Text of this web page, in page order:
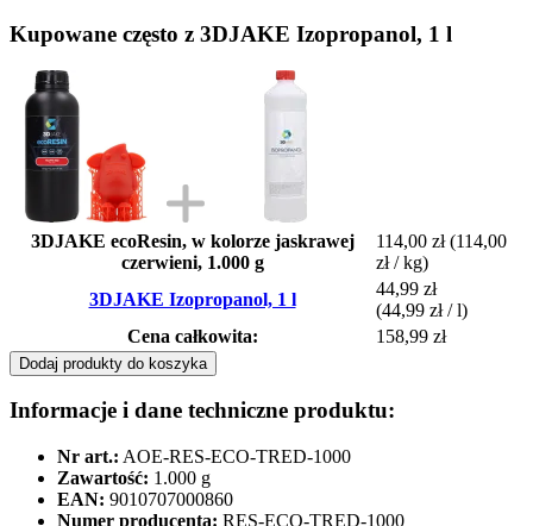
Kupowane często z 3DJAKE Izopropanol, 1 l
3DJAKE ecoResin, w kolorze jaskrawej
czerwieni, 1.000 g
114,00 zł (114,00
zł / kg)
3DJAKE Izopropanol, 1 l
44,99 zł
(44,99 zł / l)
Cena całkowita:
158,99 zł
Dodaj produkty do koszyka
Informacje i dane techniczne produktu:
Nr art.: AOE-RES-ECO-TRED-1000
Zawartość: 1.000 g
EAN: 9010707000860
Numer producenta: RES-ECO-TRED-1000